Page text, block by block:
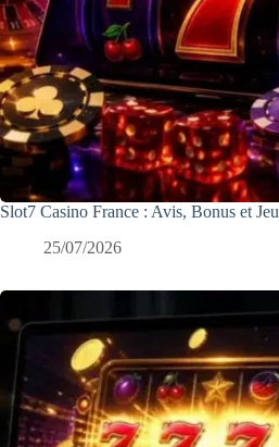
Slot7 Casino France : Avis, Bonus et
25/07/2026